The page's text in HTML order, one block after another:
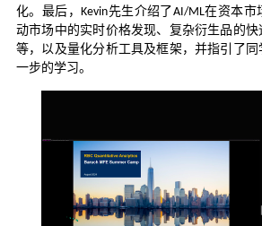
化。最后，Kevin先生介绍了AI/ML在资本市
动市场中的实时价格发现、复杂衍生品的
等，以及量化分析工具及框架，并指引了
一步的学习。